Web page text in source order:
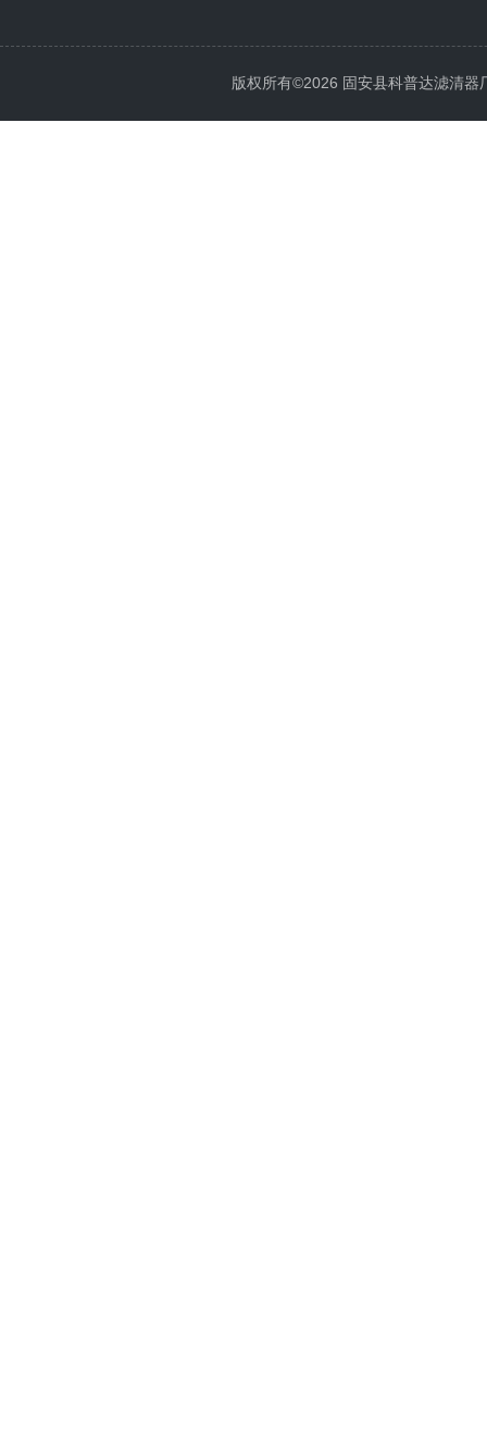
版权所有©2026 固安县科普达滤清